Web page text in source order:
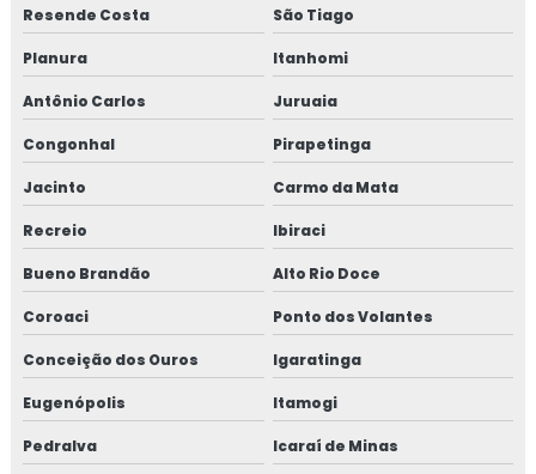
Resende Costa São Tiago
Planura Itanhomi
Antônio Carlos Juruaia
Congonhal Pirapetinga
Jacinto Carmo da Mata
Recreio Ibiraci
Bueno Brandão Alto Rio Doce
Coroaci Ponto dos Volantes
Conceição dos Ouros Igaratinga
Eugenópolis Itamogi
Pedralva Icaraí de Minas